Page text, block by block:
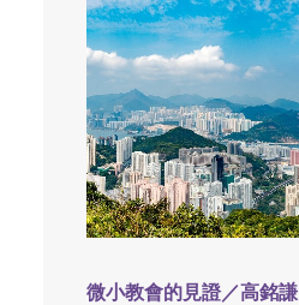
微小教會的見證／高銘謙